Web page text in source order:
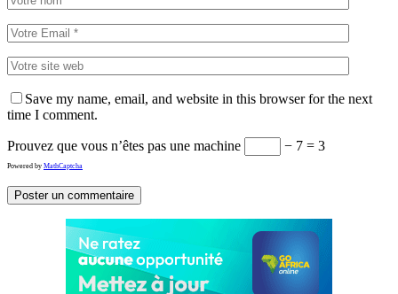
Save my name, email, and website in this browser for the next
time I comment.
Prouvez que vous n’êtes pas une machine − 7 = 3
Powered by MathCaptcha